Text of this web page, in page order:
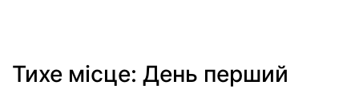
Тихе місце: День перший